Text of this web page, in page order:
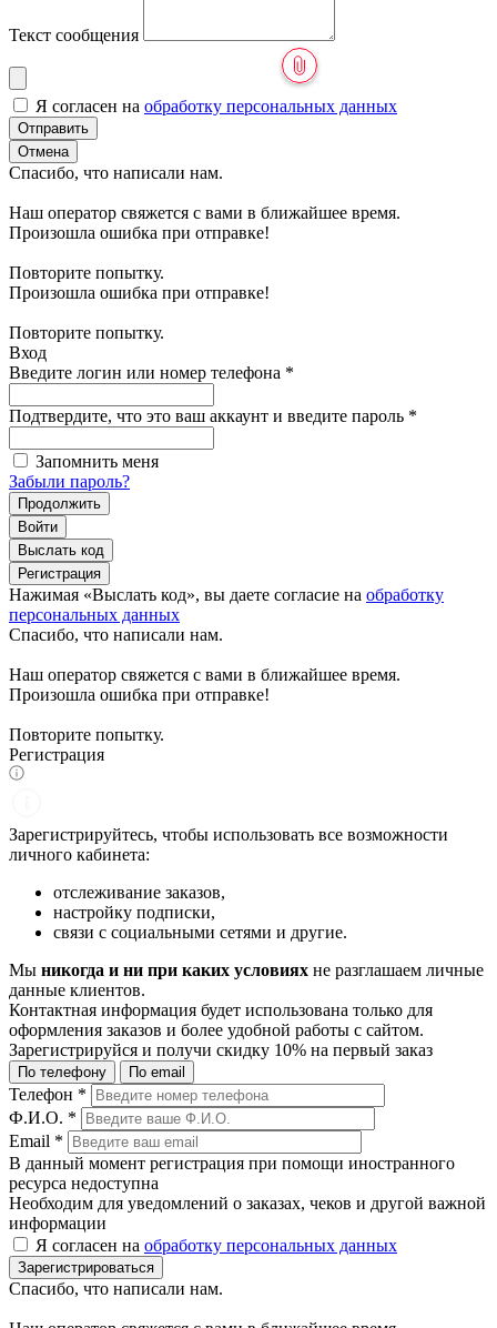
Текст сообщения
Я согласен на обработку персональных данных
Отправить
Отмена
Спасибо, что написали нам.
Наш оператор свяжется с вами в ближайшее время.
Произошла ошибка при отправке!
Повторите попытку.
Произошла ошибка при отправке!
Повторите попытку.
Вход
Введите логин или номер телефона *
Подтвердите, что это ваш аккаунт и введите пароль *
Запомнить меня
Забыли пароль?
Продолжить
Войти
Выслать код
Регистрация
Нажимая «Выслать код», вы даете согласие на обработку
персональных данных
Спасибо, что написали нам.
Наш оператор свяжется с вами в ближайшее время.
Произошла ошибка при отправке!
Повторите попытку.
Регистрация
Зарегистрируйтесь, чтобы использовать все возможности
личного кабинета:
отслеживание заказов,
настройку подписки,
связи с социальными сетями и другие.
Мы никогда и ни при каких условиях не разглашаем личные
данные клиентов.
Контактная информация будет использована только для
оформления заказов и более удобной работы с сайтом.
Зарегистрируйся и получи скидку 10% на первый заказ
По телефону По email
Телефон *
Ф.И.О. *
Email *
В данный момент регистрация при помощи иностранного
ресурса недоступна
Необходим для уведомлений о заказах, чеков и другой важной
информации
Я согласен на обработку персональных данных
Зарегистрироваться
Спасибо, что написали нам.